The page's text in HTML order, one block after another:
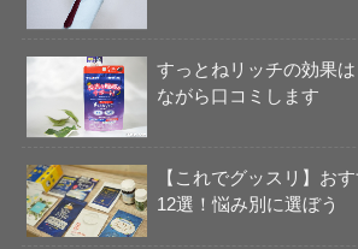
すっとねリッチの効果
ながら口コミします
【これでグッスリ】お
12選！悩み別に選ぼう